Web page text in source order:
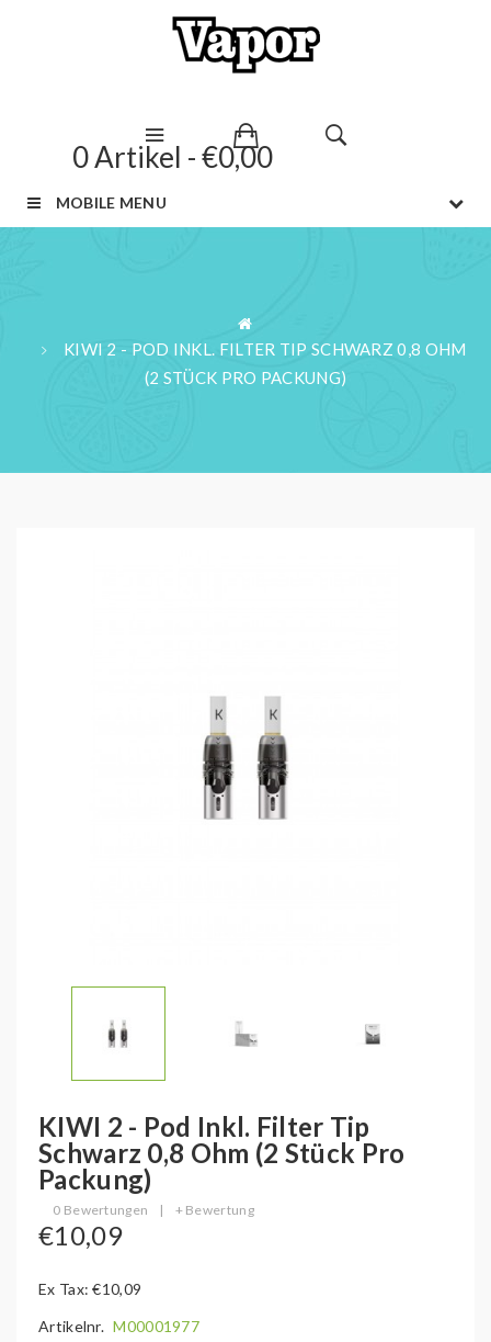
0 Artikel - €0,00
MOBILE MENU
KIWI 2 - POD INKL. FILTER TIP SCHWARZ 0,8 OHM
(2 STÜCK PRO PACKUNG)
KIWI 2 - Pod Inkl. Filter Tip
Schwarz 0,8 Ohm (2 Stück Pro
Packung)
0 Bewertungen | + Bewertung
€10,09
Ex Tax: €10,09
Artikelnr. M00001977